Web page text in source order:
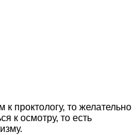
проктологу, то желательно
к осмотру, то есть